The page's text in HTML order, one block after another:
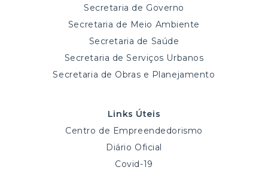
Secretaria de Governo
Secretaria de Meio Ambiente
Secretaria de Saúde
Secretaria de Serviços Urbanos
Secretaria de Obras e Planejamento
Links Úteis
Centro de Empreendedorismo
Diário Oficial
Covid-19